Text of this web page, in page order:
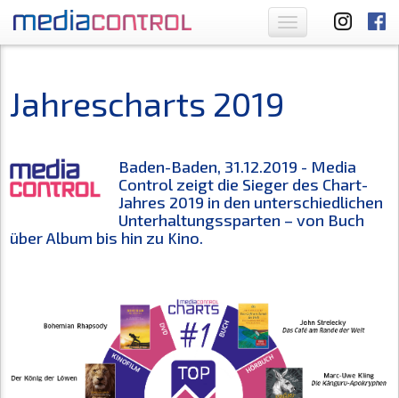
Toggle
navigation
Jahrescharts 2019
Baden-Baden, 31.12.2019 - Media
Control zeigt die Sieger des Chart-
Jahres 2019 in den unterschiedlichen
Unterhaltungssparten – von Buch
über Album bis hin zu Kino.